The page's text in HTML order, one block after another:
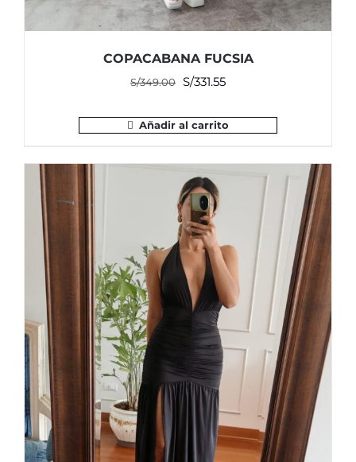
COPACABANA FUCSIA
S/349.00 El
original
S/331.55El
actual
Añadir al carrito